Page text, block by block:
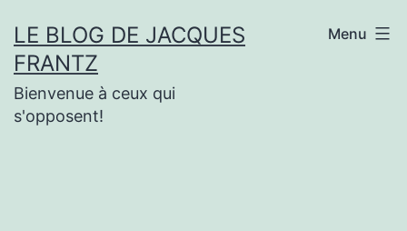
au
contenu
LE BLOG DE JACQUES
FRANTZ
Bienvenue à ceux qui
s'opposent!
Menu